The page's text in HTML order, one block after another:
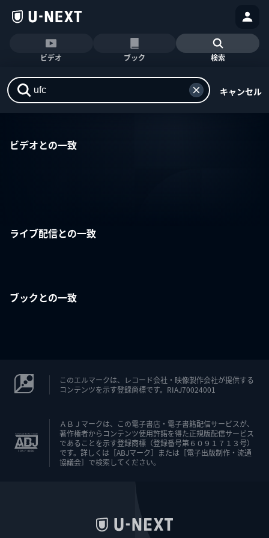
ビデオ ブック 検索
キャンセル
ビデオとの一致
ライブ配信との一致
ブックとの一致
このエルマークは、レコード会社・映像製作会社が提供する
コンテンツを示す登録商標です。RIAJ70024001
ＡＢＪマークは、この電子書店・電子書籍配信サービスが、
著作権者からコンテンツ使用許諾を得た正規版配信サービス
であることを示す登録商標（登録番号第６０９１７１３号）
です。詳しくは［ABJマーク］または［電子出版制作・流通
協議会］で検索してください。